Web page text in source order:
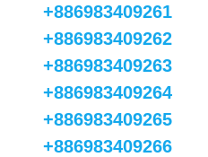
+886983409261
+886983409262
+886983409263
+886983409264
+886983409265
+886983409266